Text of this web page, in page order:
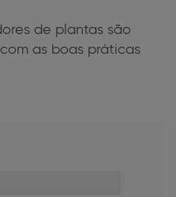
de plantas são
as boas práticas